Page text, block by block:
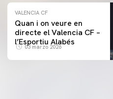
VALENCIA CF
Quan i on veure en
directe el Valencia CF –
l’Esportiu Alabés
03 marzo 2026